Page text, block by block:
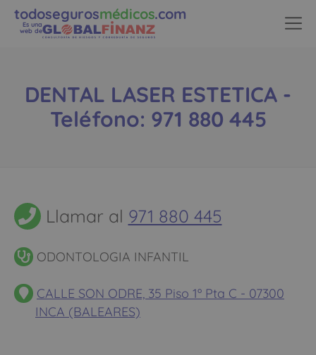
todosegurosmédicos.com
Es una
web de
DENTAL LASER ESTETICA -
Teléfono: 971 880 445
Llamar al 971 880 445
ODONTOLOGIA INFANTIL
CALLE SON ODRE, 35 Piso 1º Pta C - 07300
INCA (BALEARES)